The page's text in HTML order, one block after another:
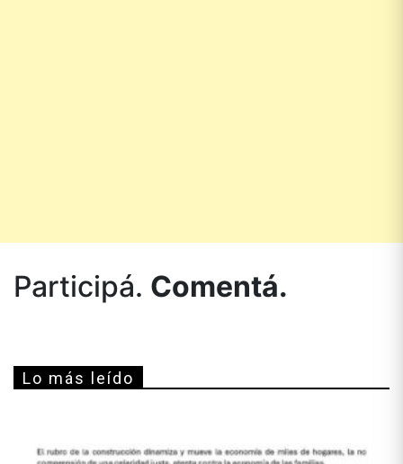
Participá. Comentá.
Lo más leído